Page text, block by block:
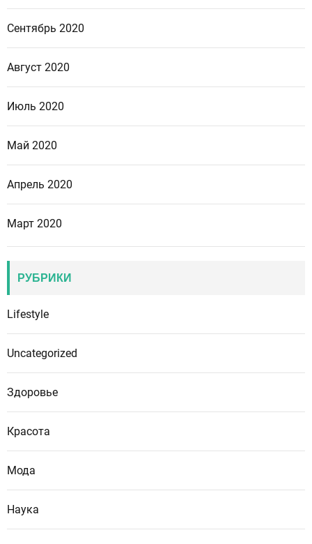
Сентябрь 2020
Август 2020
Июль 2020
Май 2020
Апрель 2020
Март 2020
РУБРИКИ
Lifestyle
Uncategorized
Здоровье
Красота
Мода
Наука